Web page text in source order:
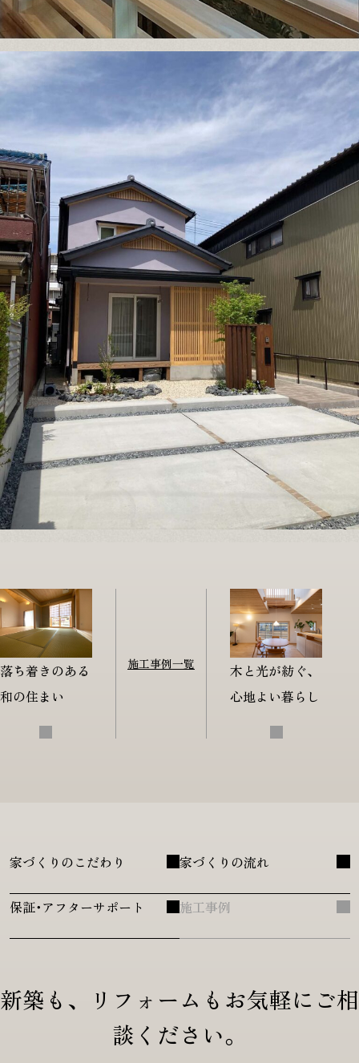
落ち着きのある
和の住まい
施工事例一覧
木と光が紡ぐ、
心地よい暮らし
家づくりのこだわり 家づくりの流れ
保証･アフターサポート 施工事例
新築も、リフォームも お気軽にご相
談ください。